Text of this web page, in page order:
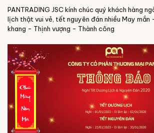
PANTRADING JSC kính chúc quý khách hàng
lịch thật vui vẻ, tết nguyên đán nhiều May mắn
khang - Thịnh vượng - Thành công